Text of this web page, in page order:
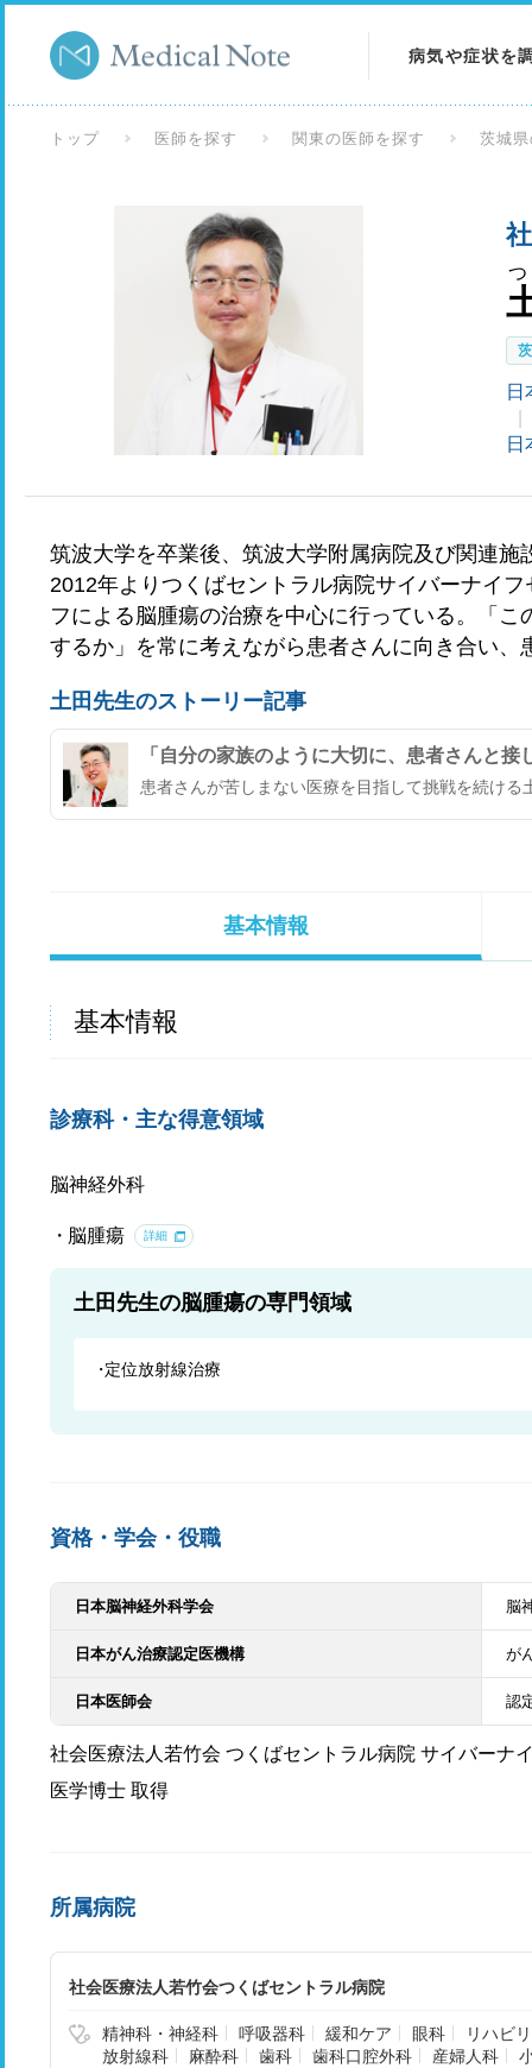
病気や症状を
検査を調べる
トップ 医師を探す 関東の医師を探す 茨城
日
日
筑波大学を卒業後、筑波大学附属病院及び関連
2012年よりつくばセントラル病院サイバーナイ
フによる脳腫瘍の治療を中心に行っている。「
するか」を常に考えながら患者さんに向き合い
土田先生のストーリー記事
「自分の家族のように大切に、患者さんと接
患者さんが苦しまない医療を目指して挑戦を続ける
基本情報
基本情報
診療科・主な得意領域
脳神経外科
脳腫瘍 詳細
土田先生の脳腫瘍の専門領域
定位放射線治療
資格・学会・役職
日本脳神経外科学会 脳
日本がん治療認定医機構 が
日本医師会 認
社会医療法人若竹会 つくばセントラル病院 サイバーナ
医学博士 取得
所属病院
社会医療法人若竹会つくばセントラル病院
精神科・神経科 呼吸器科 緩和ケア 眼科
リハビ
放射線科
麻酔科 歯科 歯科口腔外科 産婦人科